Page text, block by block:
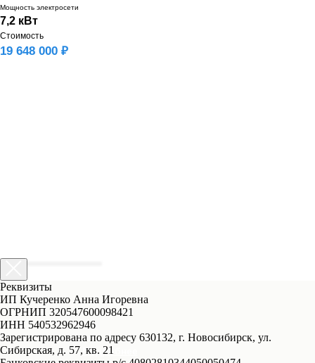
Мощность электросети
7,2 кВт
Стоимость
19 648 000 ₽
Подробнее
Реквизиты
ИП Кучеренко Анна Игоревна
ОГРНИП 320547600098421
ИНН 540532962946
Зарегистрирована по адресу 630132, г. Новосибирск, ул.
Сибирская, д. 57, кв. 21